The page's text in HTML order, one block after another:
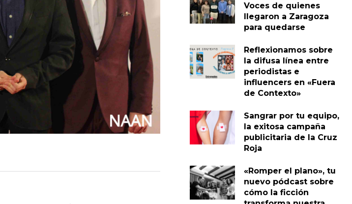
Voces de quienes
llegaron a Zaragoza
para quedarse
Reflexionamos sobre
la difusa línea entre
periodistas e
influencers en «Fuera
de Contexto»
Sangrar por tu equipo,
la exitosa campaña
publicitaria de la Cruz
Roja
«Romper el plano», tu
nuevo pódcast sobre
cómo la ficción